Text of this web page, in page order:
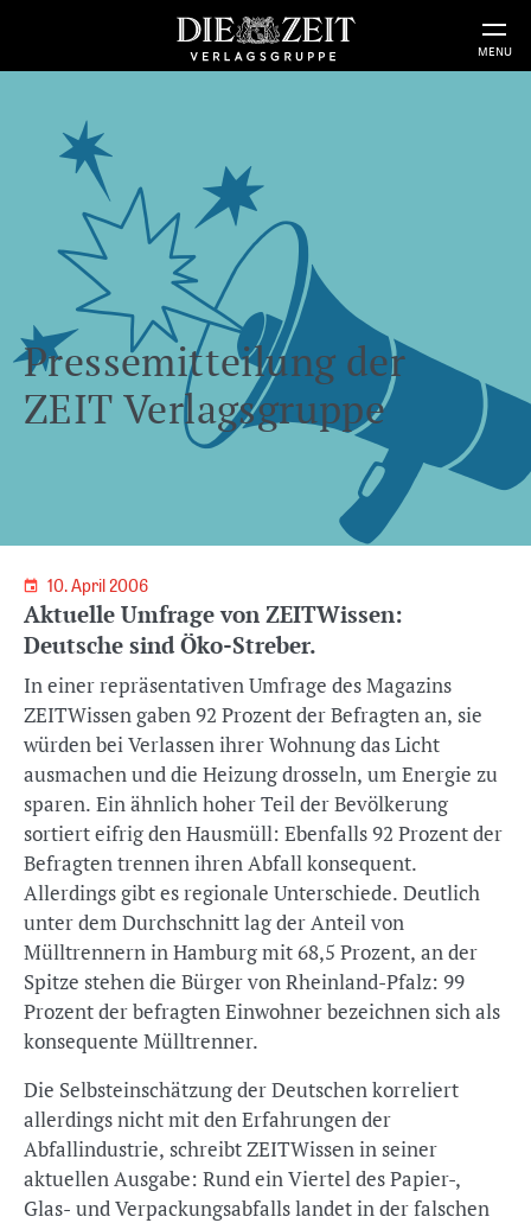
MENU
Pressemitteilung der
ZEIT Verlagsgruppe
10. April 2006
Aktuelle Umfrage von ZEITWissen:
Deutsche sind Öko-Streber.
In einer repräsentativen Umfrage des Magazins
ZEITWissen gaben 92 Prozent der Befragten an, sie
würden bei Verlassen ihrer Wohnung das Licht
ausmachen und die Heizung drosseln, um Energie zu
sparen. Ein ähnlich hoher Teil der Bevölkerung
sortiert eifrig den Hausmüll: Ebenfalls 92 Prozent der
Befragten trennen ihren Abfall konsequent.
Allerdings gibt es regionale Unterschiede. Deutlich
unter dem Durchschnitt lag der Anteil von
Mülltrennern in Hamburg mit 68,5 Prozent, an der
Spitze stehen die Bürger von Rheinland-Pfalz: 99
Prozent der befragten Einwohner bezeichnen sich als
konsequente Mülltrenner.
Die Selbsteinschätzung der Deutschen korreliert
allerdings nicht mit den Erfahrungen der
Abfallindustrie, schreibt ZEITWissen in seiner
aktuellen Ausgabe: Rund ein Viertel des Papier-,
Glas- und Verpackungsabfalls landet in der falschen